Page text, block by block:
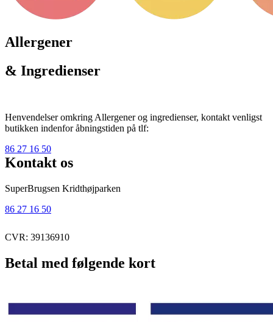
Allergener
& Ingredienser
Henvendelser omkring Allergener og ingredienser, kontakt venligst
butikken indenfor åbningstiden på tlf:
86 27 16 50
Kontakt os
SuperBrugsen Kridthøjparken
86 27 16 50
CVR: 39136910
Betal med følgende kort